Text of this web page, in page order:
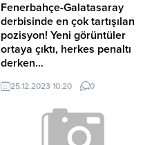
Fenerbahçe-Galatasaray
derbisinde en çok tartışılan
pozisyon! Yeni görüntüler
ortaya çıktı, herkes penaltı
derken…
Süper Lig'in 18'inci haftasında
Fenerbahçe ile Galatasaray karşı
karşıya geldi. Golsüz biten
derbinin tartışmalı kararları,
yayıncı kuruluşta masaya yatırıldı.
25.12.2023 10:20 0